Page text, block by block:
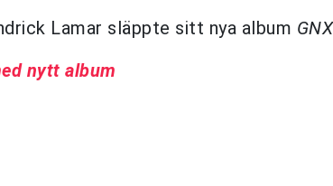
Lamar släppte sitt nya album GNX
nytt album